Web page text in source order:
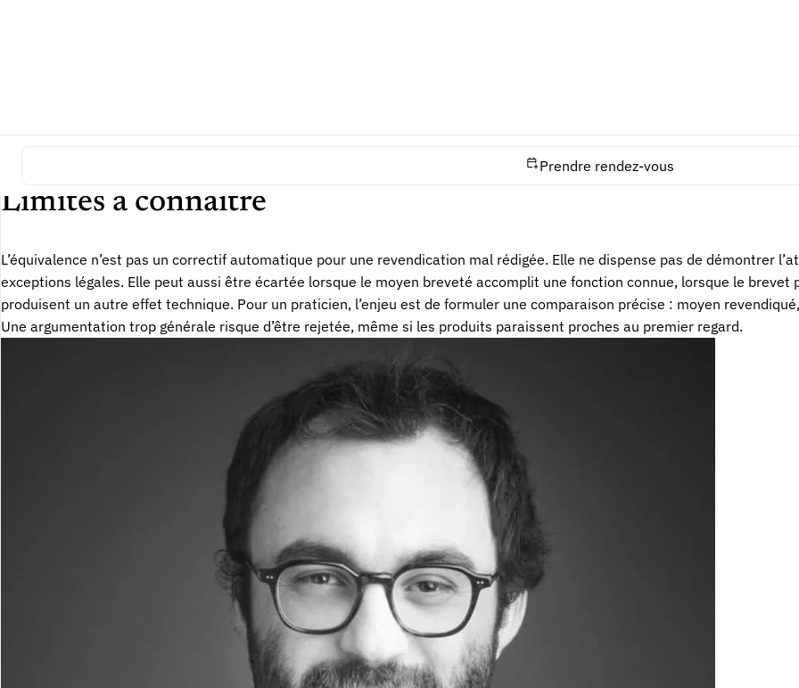
Prendre rendez-vous
Limites à connaître
L’équivalence n’est pas un correctif automatique pour une revendication mal rédigée. Elle ne dispense pas de démontrer
exceptions légales. Elle peut aussi être écartée lorsque le moyen breveté accomplit une fonction connue, lorsque le
produisent un autre effet technique. Pour un praticien, l’enjeu est de formuler une comparaison précise : moyen
Une argumentation trop générale risque d’être rejetée, même si les produits paraissent proches au premier regard.